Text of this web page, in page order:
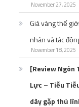
November 27, 2025
Giá vàng thế
nhân và tác
November 18, 2025
[Review Ngôn
Lực – Tiễu
dày gặp thủ